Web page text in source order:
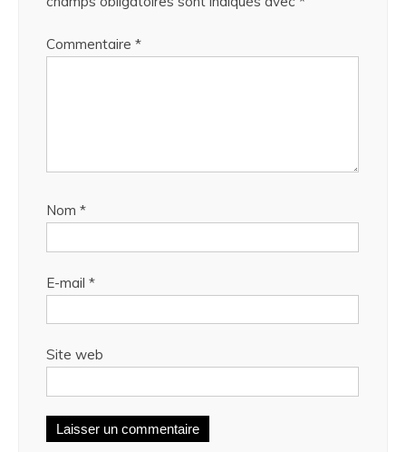
Commentaire *
Nom *
E-mail *
Site web